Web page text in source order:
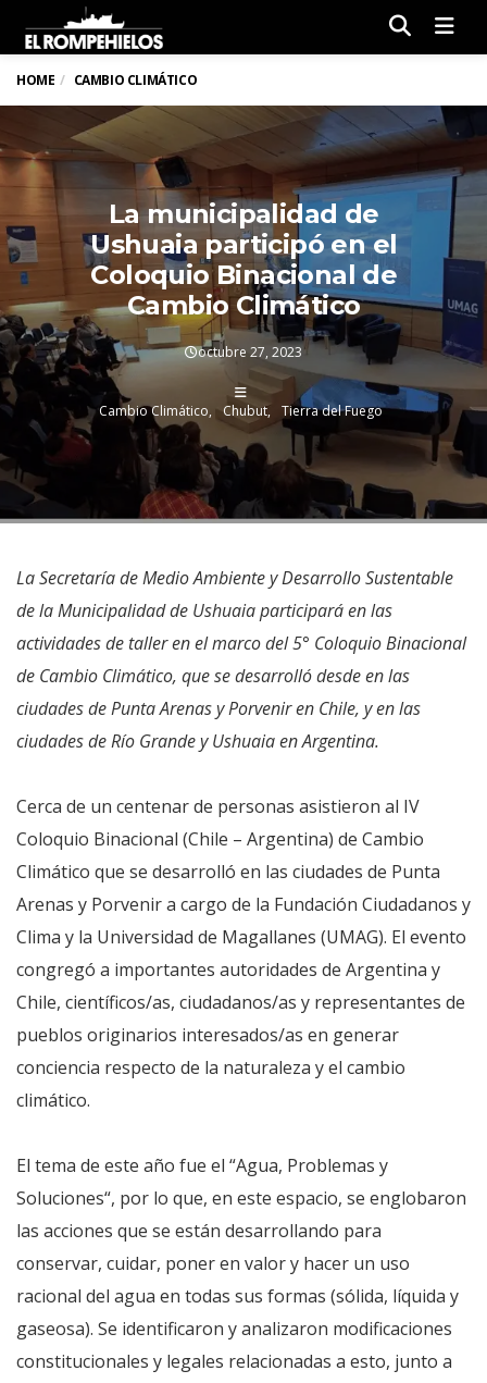
HOME CAMBIO CLIMÁTICO
La municipalidad de
Ushuaia participó en el
Coloquio Binacional de
Cambio Climático
octubre 27, 2023
Cambio Climático Chubut Tierra del Fuego
La Secretaría de Medio Ambiente y Desarrollo Sustentable
de la Municipalidad de Ushuaia participará en las
actividades de taller en el marco del 5° Coloquio Binacional
de Cambio Climático, que se desarrolló desde en las
ciudades de Punta Arenas y Porvenir en Chile, y en las
ciudades de Río Grande y Ushuaia en Argentina.
Cerca de un centenar de personas asistieron al IV
Coloquio Binacional (Chile – Argentina) de Cambio
Climático que se desarrolló en las ciudades de Punta
Arenas y Porvenir a cargo de la Fundación Ciudadanos y
Clima y la Universidad de Magallanes (UMAG). El evento
congregó a importantes autoridades de Argentina y
Chile, científicos/as, ciudadanos/as y representantes de
pueblos originarios interesados/as en generar
conciencia respecto de la naturaleza y el cambio
climático.
El tema de este año fue el “Agua, Problemas y
Soluciones“, por lo que, en este espacio, se englobaron
las acciones que se están desarrollando para
conservar, cuidar, poner en valor y hacer un uso
racional del agua en todas sus formas (sólida, líquida y
gaseosa). Se identificaron y analizaron modificaciones
constitucionales y legales relacionadas a esto, junto a